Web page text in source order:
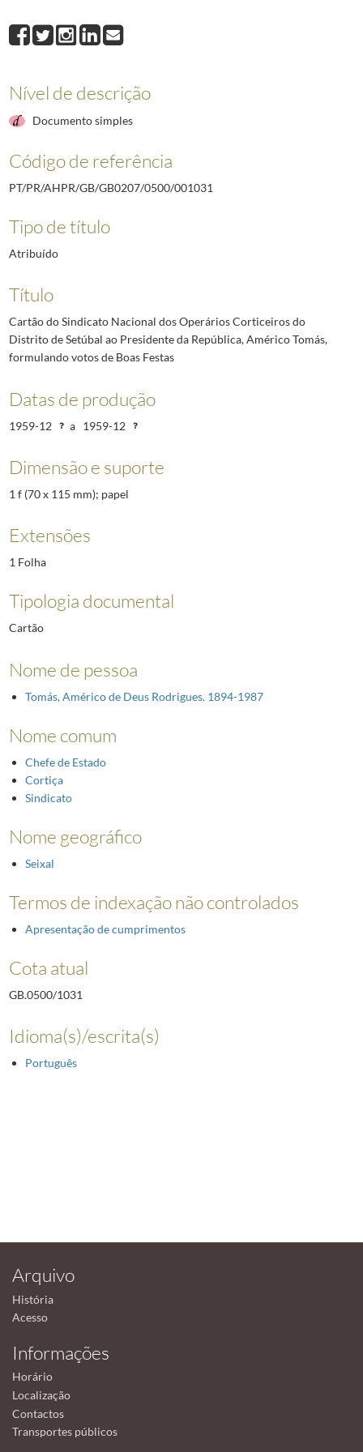
001032Cartão da Fundação Raquel e Martin Sain ao Presidente da
001033Cartão da Direção do Sindicato Nacional dos Caixeiros do Distrito
001035
Cartão da Sociedade Filarmónica Senhor dos Aflitos do Soutocico
(...)
Nível de descrição
Documento simples
Código de referência
PT/PR/AHPR/GB/GB0207/0500/001031
Tipo de título
Atribuído
Título
Cartão do Sindicato Nacional dos Operários Corticeiros do
Distrito de Setúbal ao Presidente da República, Américo Tomás,
formulando votos de Boas Festas
Datas de produção
1959-12 a 1959-12
Dimensão e suporte
1 f (70 x 115 mm); papel
Extensões
1 Folha
Tipologia documental
Cartão
Nome de pessoa
Tomás, Américo de Deus Rodrigues. 1894-1987
Nome comum
Chefe de Estado
Cortiça
Sindicato
Nome geográfico
Seixal
Termos de indexação não controlados
Apresentação de cumprimentos
Cota atual
GB.0500/1031
Idioma(s)/escrita(s)
Português
Arquivo
História
Acesso
Informações
Horário
Localização
Contactos
Transportes públicos